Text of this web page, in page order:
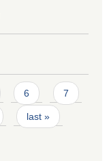
6 7
last »